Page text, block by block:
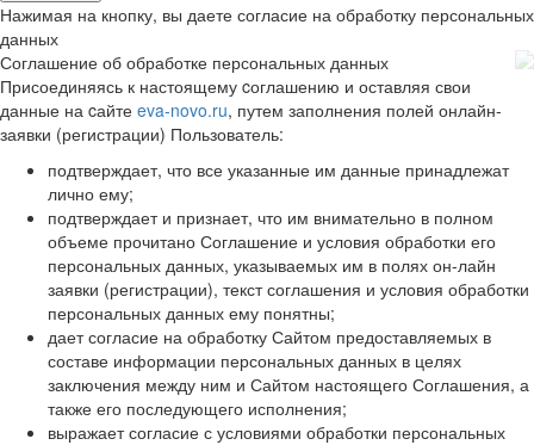
Нажимая на кнопку, вы даете согласие на обработку персональных
данных
Соглашение об обработке персональных данных
Присоединяясь к настоящему cоглашению и оставляя свои
данные на cайте eva-novo.ru, путем заполнения полей онлайн-
заявки (регистрации) Пользователь:
подтверждает, что все указанные им данные принадлежат
лично ему;
подтверждает и признает, что им внимательно в полном
объеме прочитано Соглашение и условия обработки его
персональных данных, указываемых им в полях он-лайн
заявки (регистрации), текст соглашения и условия обработки
персональных данных ему понятны;
дает согласие на обработку Сайтом предоставляемых в
составе информации персональных данных в целях
заключения между ним и Сайтом настоящего Соглашения, а
также его последующего исполнения;
выражает согласие с условиями обработки персональных